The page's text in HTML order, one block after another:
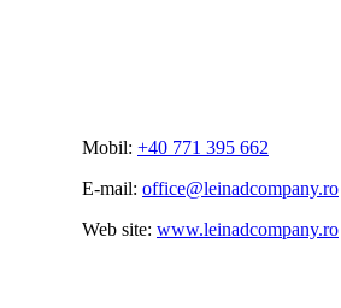
Mobil: +40 771 395 662
E-mail: office@leinadcompany.ro
Web site: www.leinadcompany.ro